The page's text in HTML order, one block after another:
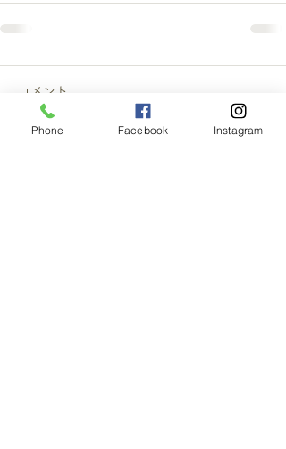
コメント
Phone Facebook Instagram